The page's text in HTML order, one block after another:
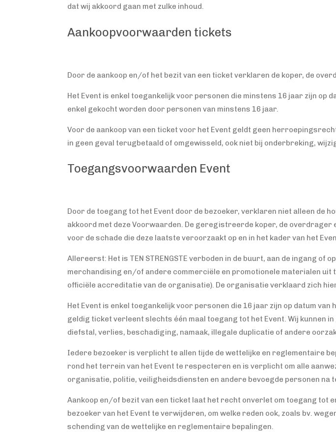
dat wij akkoord gaan met zulke inhoud.
Aankoopvoorwaarden tickets
Door de aankoop en/of het bezit van een ticket verklaren de koper, de
Het Event is enkel toegankelijk voor personen die minstens 16 jaar zijn op
enkel gekocht worden door personen van minstens 16 jaar.
Voor de aankoop van een ticket voor het Event geldt geen
in geen geval terugbetaald of omgewisseld, ook niet bij onderbreking,
Toegangsvoorwaarden Event
Door de toegang tot het Event door de bezoeker, verklaren niet alleen de
akkoord met deze Voorwaarden. De geregistreerde koper, de
voor de schade die deze laatste veroorzaakt op en in het kader van het
Allereerst: Het is TEN STRENGSTE verboden in de buurt, aan de ingang
merchandising en/of andere commerciële en promotionele materialen uit
officiële accreditatie van de organisatie). De organisatie verklaard zich
Het Event is enkel toegankelijk voor personen die 16 jaar zijn op datum
geldig ticket verleent slechts één maal toegang tot het Event. Wij kunnen
diefstal, verlies, beschadiging, namaak, illegale duplicatie of andere
Iedere bezoeker is verplicht te allen tijde de wettelijke en reglementaire
rond het terrein van het Event te respecteren en is verplicht om alle
organisatie, politie, veiligheidsdiensten en andere bevoegde personen na
Aankoop en/of bezit van een ticket laat het recht onverlet om toegang tot
bezoeker van het Event te verwijderen, om welke reden ook, zoals bv.
schending van de wettelijke en reglementaire bepalingen.